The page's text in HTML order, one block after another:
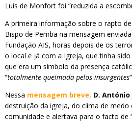
Luis de Monfort foi “reduzida a
A primeira informação sobre o rapto
Bispo de Pemba na mensagem
Fundação AIS, horas depois de os
o local e já com a Igreja, que tinha
que era um símbolo da presença
“totalmente queimada pelos insurgentes
Nessa mensagem breve, D. António
destruição da igreja, do clima de medo
comunidade e alertava para o facto de